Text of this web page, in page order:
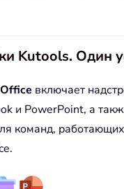
Kutools. Один
включает
и PowerPoint, а
команд,